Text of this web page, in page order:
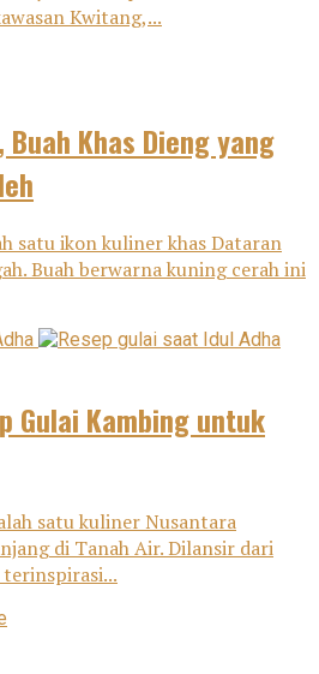
Kwitang,...
Khas Dieng yang
satu ikon kuliner khas Dataran
Buah berwarna kuning cerah ini
Gulai Kambing untuk
satu kuliner Nusantara
di Tanah Air. Dilansir dari